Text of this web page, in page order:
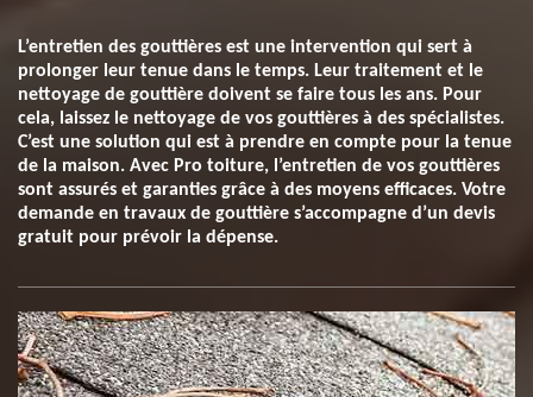
L’entretien des gouttières est une intervention qui sert à
prolonger leur tenue dans le temps. Leur traitement et le
nettoyage de gouttière doivent se faire tous les ans. Pour
cela, laissez le nettoyage de vos gouttières à des spécialistes.
C’est une solution qui est à prendre en compte pour la tenue
de la maison. Avec Pro toiture, l’entretien de vos gouttières
sont assurés et garanties grâce à des moyens efficaces. Votre
demande en travaux de gouttière s’accompagne d’un devis
gratuit pour prévoir la dépense.